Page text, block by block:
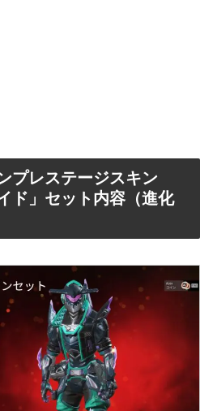
プレステージスキン
ド」セット内容（進化